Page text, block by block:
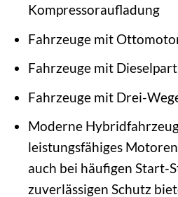
Kompressoraufladung
Fahrzeuge mit
Fahrzeuge mit
Fahrzeuge mit Drei-
Moderne
leistungsfähiges
auch bei häufigen Start-
zuverlässigen Schutz